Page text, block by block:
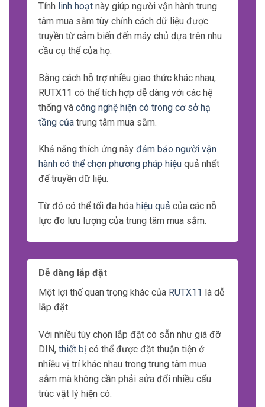
Tính linh hoạt này giúp người vận hành trung
tâm mua sắm tùy chỉnh cách dữ liệu được
truyền từ cảm biến đến máy chủ dựa trên nhu
cầu cụ thể của họ.
Bằng cách hỗ trợ nhiều giao thức khác nhau,
RUTX11 có thể tích hợp dễ dàng với các hệ
thống và công nghệ hiện có trong cơ sở hạ
tầng của trung tâm mua sắm.
Khả năng thích ứng này đảm bảo người vận
hành có thể chọn phương pháp hiệu quả nhất
để truyền dữ liệu.
Từ đó có thể tối đa hóa hiệu quả của các nỗ
lực đo lưu lượng của trung tâm mua sắm.
Dễ dàng lắp đặt
Một lợi thế quan trọng khác của RUTX11 là dễ
lắp đặt.
Với nhiều tùy chọn lắp đặt có sẵn như giá đỡ
DIN, thiết bị có thể được đặt thuận tiện ở
nhiều vị trí khác nhau trong trung tâm mua
sắm mà không cần phải sửa đổi nhiều cấu
trúc vật lý hiện có.